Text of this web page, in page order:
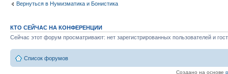
Вернуться в Нумизматика и Бонистика
КТО СЕЙЧАС НА КОНФЕРЕНЦИИ
Сейчас этот форум просматривают: нет зарегистрированных пользователей и
Список форумов
Создано на основе